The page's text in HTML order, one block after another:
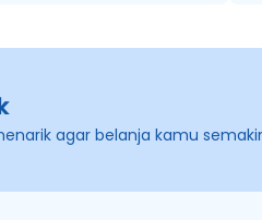
agar belanja kamu